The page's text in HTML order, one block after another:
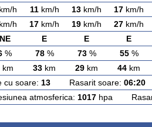
km/h 11km/h 13 km/h 17 km/h
km/h 17 km/h 19 km/h 27 km/h
E E E
% 78% 73% 55%
km 33 km 29 km 44 km
cu soare: 13 Rasarit soare: 06:20
atmosferica: 1017 hpa